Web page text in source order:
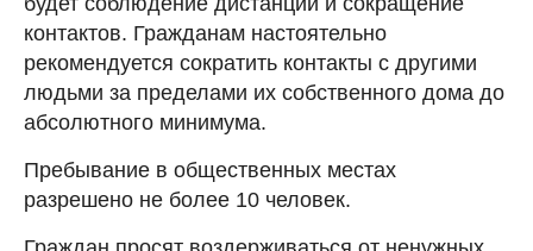
контактов. Гражданам настоятельно
рекомендуется сократить контакты с другими
людьми за пределами их собственного дома до
абсолютного минимума.
Пребывание в общественных местах
разрешено не более 10 человек.